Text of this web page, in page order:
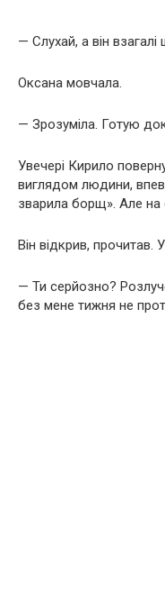
— Слухай, а він
Оксана мовчала.
— Зрозуміла. Готую
Увечері Кирило
виглядом людини,
зварила борщ». Але на
Він відкрив, прочитав.
— Ти серйозно?
без мене тижня не